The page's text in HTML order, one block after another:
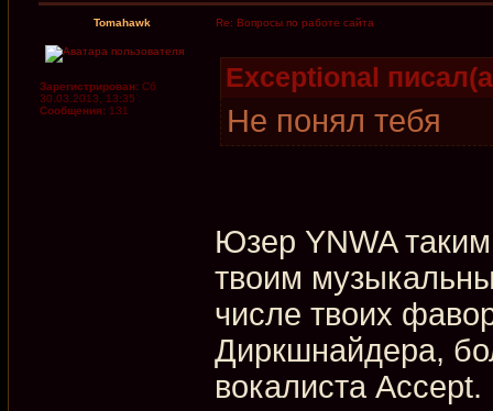
Tomahawk Re: Вопросы по работе сайта
Зарегистрирован: Сб
30.03.2013, 13:35
Сообщения: 131
Exceptional
Не понял тебя
Юзер YNWA
твоим
числе твоих
Диркшнайдера,
вокалиста Accept.